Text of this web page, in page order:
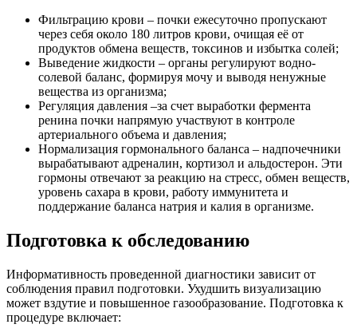
Фильтрацию крови – почки ежесуточно пропускают
через себя около 180 литров крови, очищая её от
продуктов обмена веществ, токсинов и избытка солей;
Выведение жидкости – органы регулируют водно-
солевой баланс, формируя мочу и выводя ненужные
вещества из организма;
Регуляция давления –за счет выработки фермента
ренина почки напрямую участвуют в контроле
артериального объема и давления;
Нормализация гормонального баланса – надпочечники
вырабатывают адреналин, кортизол и альдостерон. Эти
гормоны отвечают за реакцию на стресс, обмен веществ,
уровень сахара в крови, работу иммунитета и
поддержание баланса натрия и калия в организме.
Подготовка к обследованию
Информативность проведенной диагностики зависит от
соблюдения правил подготовки. Ухудшить визуализацию
может вздутие и повышенное газообразование. Подготовка к
процедуре включает: